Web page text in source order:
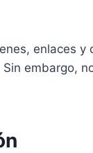
enlaces
embargo,